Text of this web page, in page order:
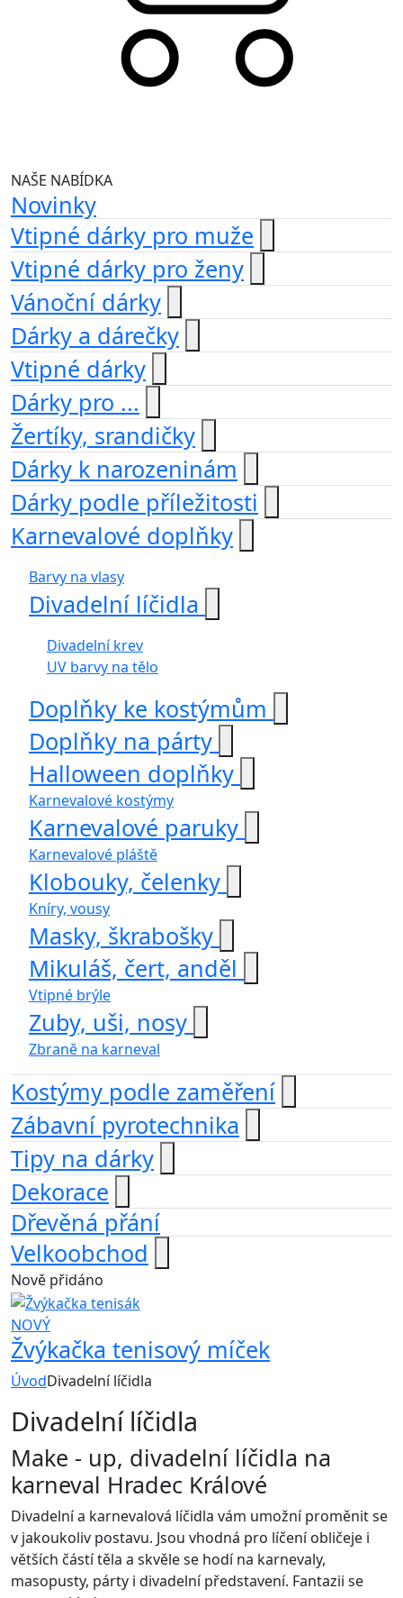
NAŠE NABÍDKA
Novinky
Vtipné dárky pro muže
Vtipné dárky pro ženy
Vánoční dárky
Dárky a dárečky
Vtipné dárky
Dárky pro ...
Žertíky, srandičky
Dárky k narozeninám
Dárky podle příležitosti
Karnevalové doplňky
Barvy na vlasy
Divadelní líčidla
Divadelní krev
UV barvy na tělo
Doplňky ke kostýmům
Doplňky na párty
Halloween doplňky
Karnevalové kostýmy
Karnevalové paruky
Karnevalové pláště
Klobouky, čelenky
Kníry, vousy
Masky, škrabošky
Mikuláš, čert, anděl
Vtipné brýle
Zuby, uši, nosy
Zbraně na karneval
Kostýmy podle zaměření
Zábavní pyrotechnika
Tipy na dárky
Dekorace
Dřevěná přání
Velkoobchod
Nově přidáno
NOVÝ
Žvýkačka tenisový míček
ÚvodDivadelní líčidla
Divadelní líčidla
Make - up, divadelní líčidla na
karneval Hradec Králové
Divadelní a karnevalová líčidla vám umožní proměnit se
v jakoukoliv postavu. Jsou vhodná pro líčení obličeje i
větších částí těla a skvěle se hodí na karnevaly,
masopusty, párty i divadelní představení. Fantazii se